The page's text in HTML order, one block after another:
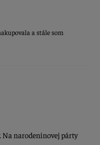
a stále som
Na narodeninovej párty